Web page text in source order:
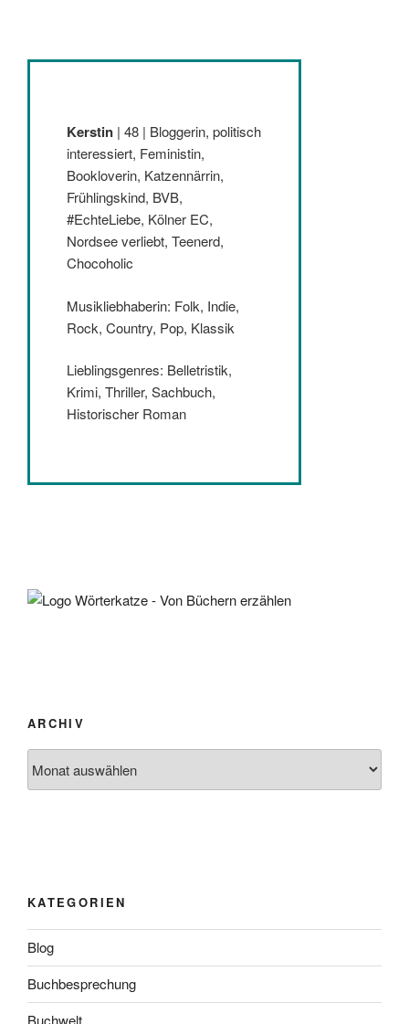
Kerstin | 48 | Bloggerin, politisch
interessiert, Feministin,
Bookloverin, Katzennärrin,
Frühlingskind, BVB,
#EchteLiebe, Kölner EC,
Nordsee verliebt, Teenerd,
Chocoholic
Musikliebhaberin: Folk, Indie,
Rock, Country, Pop, Klassik
Lieblingsgenres: Belletristik,
Krimi, Thriller, Sachbuch,
Historischer Roman
ARCHIV
KATEGORIEN
Blog
Buchbesprechung
Buchwelt